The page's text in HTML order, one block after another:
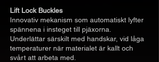
Lift Lock Buckles
Innovativ mekanism som automatiskt lyfter
spännena i insteget till pjäxorna.
Underlättar särskilt med handskar, vid låga
temperaturer när materialet är kallt och
svårt att arbeta med.